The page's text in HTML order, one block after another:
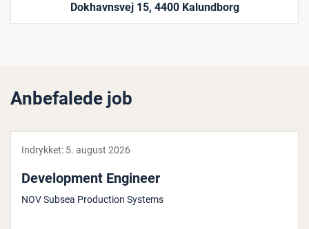
Dokhavnsvej 15, 4400 Kalundborg
Anbefalede job
Indrykket: 5. august 2026
De­ve­l­op­ment Engineer
NOV Subsea Production Systems